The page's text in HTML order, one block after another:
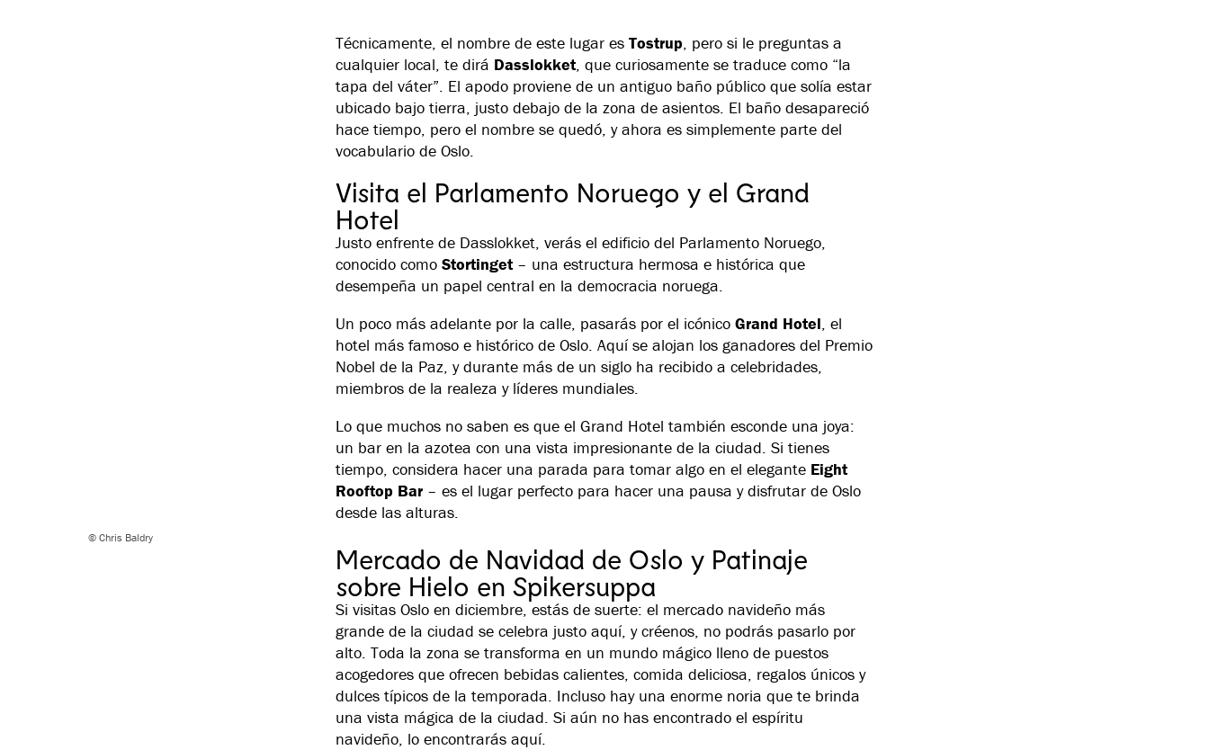
Técnicamente, el nombre de este lugar es Tostrup, pero si le preguntas a
cualquier local, te dirá Dasslokket, que curiosamente se traduce como “la
tapa del váter”. El apodo proviene de un antiguo baño público que solía estar
ubicado bajo tierra, justo debajo de la zona de asientos. El baño desapareció
hace tiempo, pero el nombre se quedó, y ahora es simplemente parte del
vocabulario de Oslo.
Visita el Parlamento Noruego y el Grand
Hotel
Justo enfrente de Dasslokket, verás el edificio del Parlamento Noruego,
conocido como Stortinget– una estructura hermosa e histórica que
desempeña un papel central en la democracia noruega.
Un poco más adelante por la calle, pasarás por el icónico Grand Hotel, el
hotel más famoso e histórico de Oslo. Aquí se alojan los ganadores del Premio
Nobel de la Paz, y durante más de un siglo ha recibido a celebridades,
miembros de la realeza y líderes mundiales.
Lo que muchos no saben es que el Grand Hotel también esconde una joya:
un bar en la azotea con una vista impresionante de la ciudad. Si tienes
tiempo, considera hacer una parada para tomar algo en el elegante Eight
Rooftop Bar– es el lugar perfecto para hacer una pausa y disfrutar de Oslo
desde las alturas.
© Chris Baldry
Mercado de Navidad de Oslo y Patinaje
sobre Hielo en Spikersuppa
Si visitas Oslo en diciembre, estás de suerte: el mercado navideño más
grande de la ciudad se celebra justo aquí, y créenos, no podrás pasarlo por
alto. Toda la zona se transforma en un mundo mágico lleno de puestos
acogedores que ofrecen bebidas calientes, comida deliciosa, regalos únicos y
dulces típicos de la temporada. Incluso hay una enorme noria que te brinda
una vista mágica de la ciudad. Si aún no has encontrado el espíritu
navideño, lo encontrarás aquí.